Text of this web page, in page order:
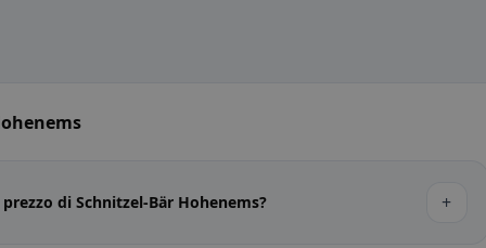
di Schnitzel-Bär Hohenems? +